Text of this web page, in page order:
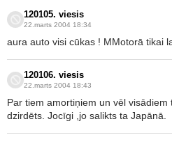
120105. viesis
22.marts 2004 18:34
aura auto visi cūkas ! MMotorā tikai
120106. viesis
22.marts 2004 18:43
Par tiem amortiņiem un vēl
dzirdēts. Jocīgi ,jo salikts ta Japānā.